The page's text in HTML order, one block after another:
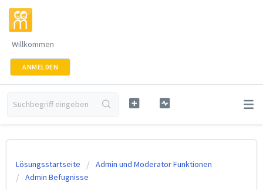
Willkommen
ANMELDEN
Lösungsstartseite
Admin und Moderator Funktionen
Admin Befugnisse